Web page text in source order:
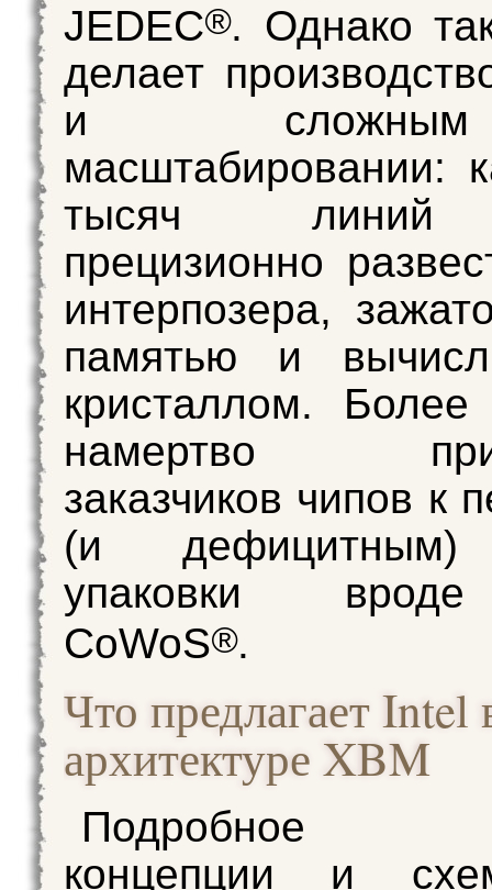
JEDEC®. Однако
делает
и
масштабировании:
тысяч линий
прецизионно
интерпозера,
памятью и
кристаллом. Более
намертво
заказчиков чипов к
(и дефицитным)
упаковки
CoWoS®.
Что предлагает Intel
архитектуре XBM
Подробное
концепции и